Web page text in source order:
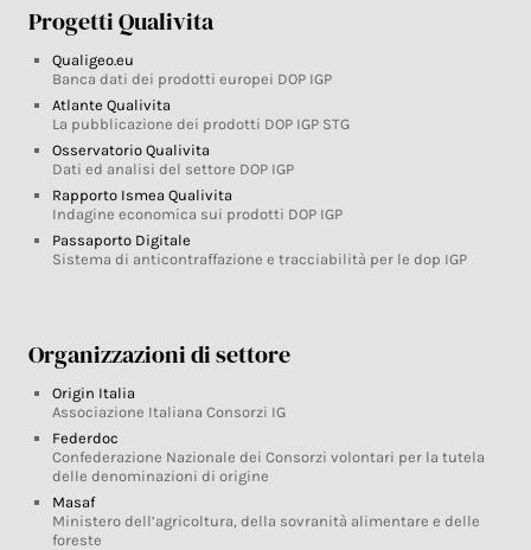
Progetti Qualivita
Qualigeo.eu
Banca dati dei prodotti europei DOP IGP
Atlante Qualivita
La pubblicazione dei prodotti DOP IGP STG
Osservatorio Qualivita
Dati ed analisi del settore DOP IGP
Rapporto Ismea Qualivita
Indagine economica sui prodotti DOP IGP
Passaporto Digitale
Sistema di anticontraffazione e tracciabilità per le dop IGP
Organizzazioni di settore
Origin Italia
Associazione Italiana Consorzi IG
Federdoc
Confederazione Nazionale dei Consorzi volontari per la tutela
delle denominazioni di origine
Masaf
Ministero dell’agricoltura, della sovranità alimentare e delle
foreste